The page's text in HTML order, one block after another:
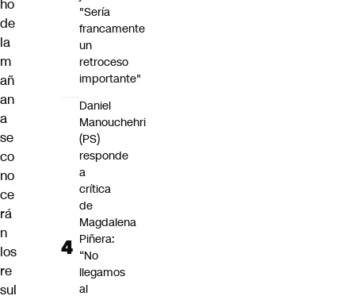
ho
de
la
m
añ
an
a
se
co
no
ce
rá
n
los
re
sul
"Sería
francamente
un
retroceso
importante"
Daniel
Manouchehri
(PS)
responde
a
crítica
de
Magdalena
Piñera:
“No
llegamos
al